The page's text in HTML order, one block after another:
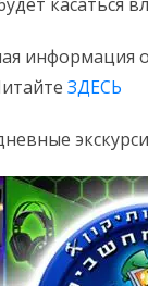
информация
ЗДЕСЬ